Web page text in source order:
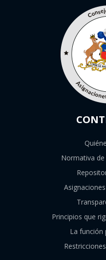
Normativa de
Principios que
La función